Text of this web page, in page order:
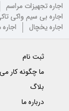
اجاره تجهیزات مراسم
اجاره بی سیم واکی
اجاره یخچال
ثبت نام
ما چگونه کار
بلاگ
درباره ما